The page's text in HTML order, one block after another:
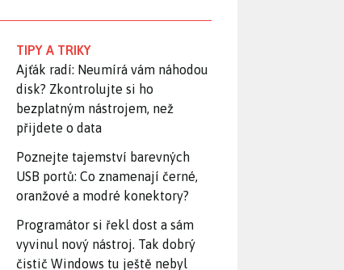
TIPY A TRIKY
Ajťák radí: Neumírá vám náhodou
disk? Zkontrolujte si ho
bezplatným nástrojem, než
přijdete o data
Poznejte tajemství barevných
USB portů: Co znamenají černé,
oranžové a modré konektory?
Programátor si řekl dost a sám
vyvinul nový nástroj. Tak dobrý
čistič Windows tu ještě nebyl